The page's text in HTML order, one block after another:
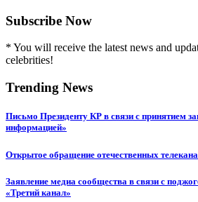
Subscribe Now
* You will receive the latest news and
celebrities!
Trending News
Письмо Президенту КР в связи с принятием
информацией»
Открытое обращение отечественных
Заявление медиа сообщества в связи с
«Третий канал»